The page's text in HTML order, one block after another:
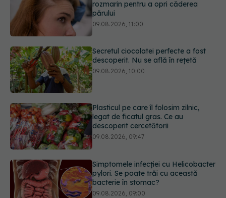
Secretul ciocolatei perfecte a fost
descoperit. Nu se află în rețetă
09.08.2026, 10:00
Plasticul pe care îl folosim zilnic,
legat de ficatul gras. Ce au
Simptomele infecției cu Helicobacter
pylori. Se poate trăi cu această
bacterie în stomac?
Transpirații nocturne: semnul ignorat
care poate ascunde probleme
serioase de sănătate